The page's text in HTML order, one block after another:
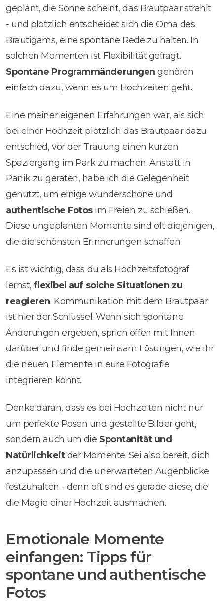
geplant, die Sonne scheint, das Brautpaar strahlt
- und plötzlich entscheidet sich die Oma des
Bräutigams, eine spontane Rede zu halten. In
solchen Momenten ist Flexibilität gefragt.
Spontane Programmänderungen gehören
einfach dazu, wenn es um Hochzeiten geht.
Eine meiner eigenen Erfahrungen war, als sich
bei einer Hochzeit plötzlich das Brautpaar dazu
entschied, vor der Trauung einen kurzen
Spaziergang im Park zu machen. Anstatt in
Panik zu geraten, habe ich die Gelegenheit
genutzt, um einige wunderschöne und
authentische Fotosim Freien zu schießen.
Diese ungeplanten Momente sind oft diejenigen,
die die schönsten Erinnerungen schaffen.
Es ist wichtig, dass du als Hochzeitsfotograf
lernst,flexibel auf solche Situationen zu
reagieren. Kommunikation mit dem Brautpaar
ist hier der Schlüssel. Wenn sich spontane
Änderungen ergeben, sprich offen mit Ihnen
darüber und finde gemeinsam Lösungen, wie ihr
die neuen Elemente in eure Fotografie
integrieren könnt.
Denke daran, dass es bei Hochzeiten nicht nur
um perfekte Posen und gestellte Bilder geht,
sondern auch um die Spontanität und
Natürlichkeitder Momente. Sei also bereit, dich
anzupassen und die unerwarteten Augenblicke
festzuhalten - denn oft sind es gerade diese, die
die Magie einer Hochzeit ausmachen.
Emotionale Momente
einfangen: Tipps für
spontane und authentische
Fotos